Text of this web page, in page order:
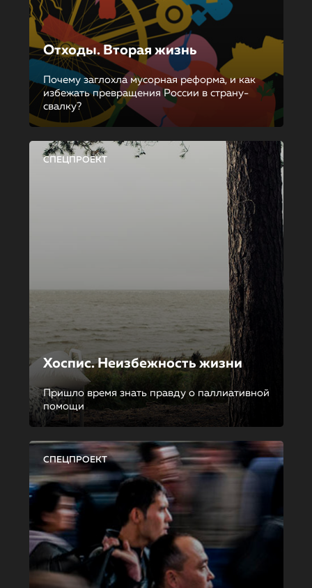
Отходы. Вторая жизнь
Почему заглохла мусорная реформа, и как
избежать превращения России в страну-
свалку?
СПЕЦПРОЕКТ
Хоспис. Неизбежность жизни
Пришло время знать правду о паллиативной
помощи
СПЕЦПРОЕКТ